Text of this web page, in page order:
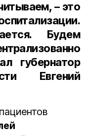
– это
Будем
губернатор
Евгений